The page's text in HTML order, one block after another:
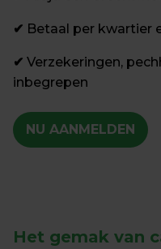
✔ Betaal per kwartier
✔ Verzekeringen,
inbegrepen
NU AANMELDEN
Het gemak van